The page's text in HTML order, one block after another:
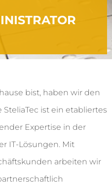
bist, haben wir den
ist ein etabliertes
Expertise in der
IT-Lösungen. Mit
arbeiten wir